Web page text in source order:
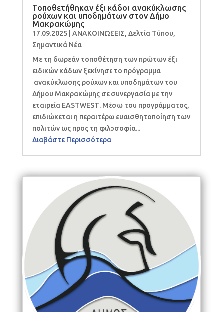
Τοποθετήθηκαν έξι κάδοι ανακύκλωσης
ρούχων και υποδημάτων στον Δήμο
Μακρακώμης
17.09.2025| ΑΝΑΚΟΙΝΩΣΕΙΣ, Δελτία Τύπου,
Σημαντικά Νέα
Με τη δωρεάν τοποθέτηση των πρώτων έξι
ειδικών κάδων ξεκίνησε το πρόγραμμα
ανακύκλωσης ρούχων και υποδημάτων του
Δήμου Μακρακώμης σε συνεργασία με την
εταιρεία EASTWESΤ. Μέσω του προγράμματος,
επιδιώκεται η περαιτέρω ευαισθητοποίηση των
πολιτών ως προς τη φιλοσοφία...
Διαβάστε Περισσότερα